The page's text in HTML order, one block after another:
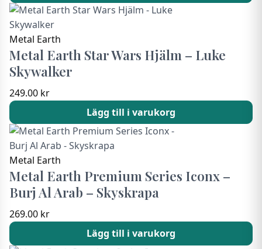
Metal Earth
Metal Earth Star Wars Hjälm – Luke
Skywalker
249.00 kr
Lägg till i varukorg
Metal Earth
Metal Earth Premium Series Iconx –
Burj Al Arab – Skyskrapa
269.00 kr
Lägg till i varukorg